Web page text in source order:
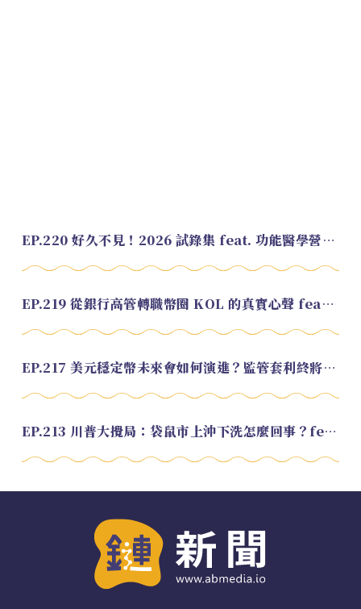
EP.220 好久不見！2026 試錄集 feat. 功能醫學營養師 美寶
EP.219 從銀行高管轉職幣圈 KOL 的真實心聲 feat.龜大
EP.217 美元穩定幣未來會如何演進？監管套利終將收斂？feat. 研究員 余哲安
EP.213 川普大攪局：袋鼠市上沖下洗怎麼回事？feat. Alvin